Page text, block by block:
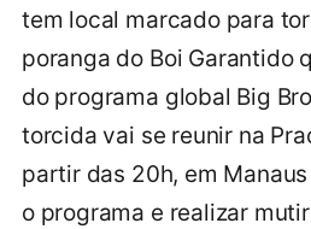
tem local marcado para
poranga do Boi Garantido
do programa global Big
torcida vai se reunir na
partir das 20h, em
o programa e realizar